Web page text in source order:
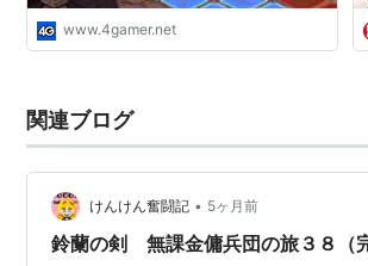
www.4gamer.net
関連ブログ
けんけん奮闘記 • 5ヶ月前
鈴蘭の剣 無課金傭兵団の旅３８（